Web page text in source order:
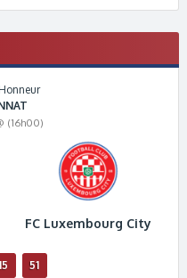
(16h00)
FC Luxembourg City
51